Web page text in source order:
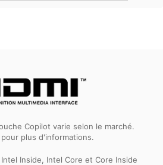
Copilot varie selon le marché.
pour plus d'informations.
Inside, Intel Core et Core Inside